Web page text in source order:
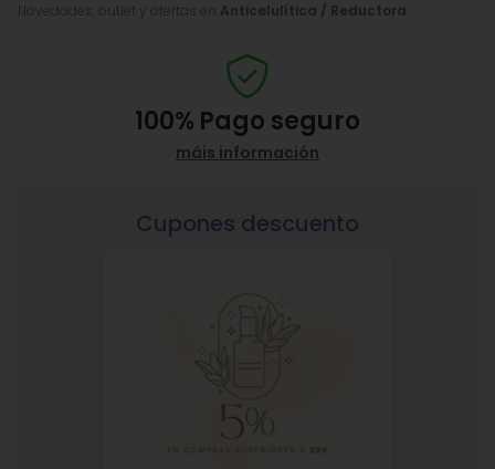
Novedades, outlet y ofertas en Anticelulítica / Reductora
100% Pago seguro
máis información
Cupones descuento